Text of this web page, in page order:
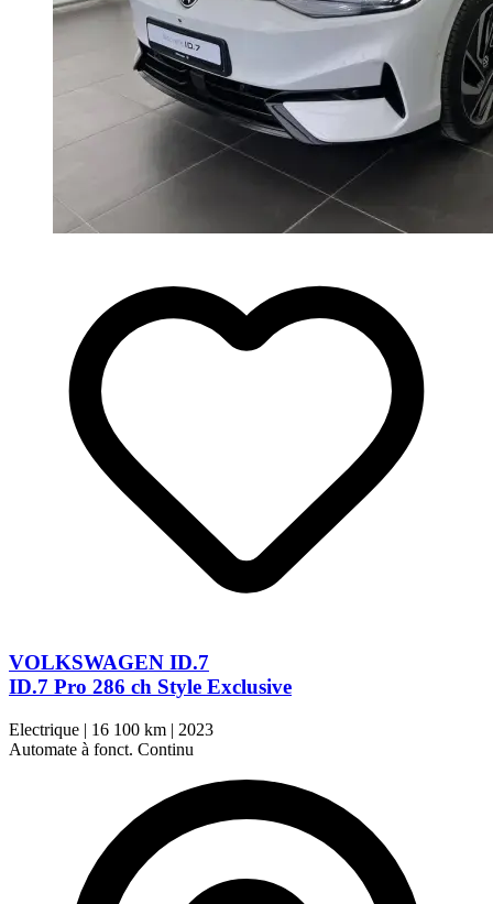
VOLKSWAGEN ID.7
ID.7 Pro 286 ch Style Exclusive
Electrique | 16 100 km | 2023
Automate à fonct. Continu